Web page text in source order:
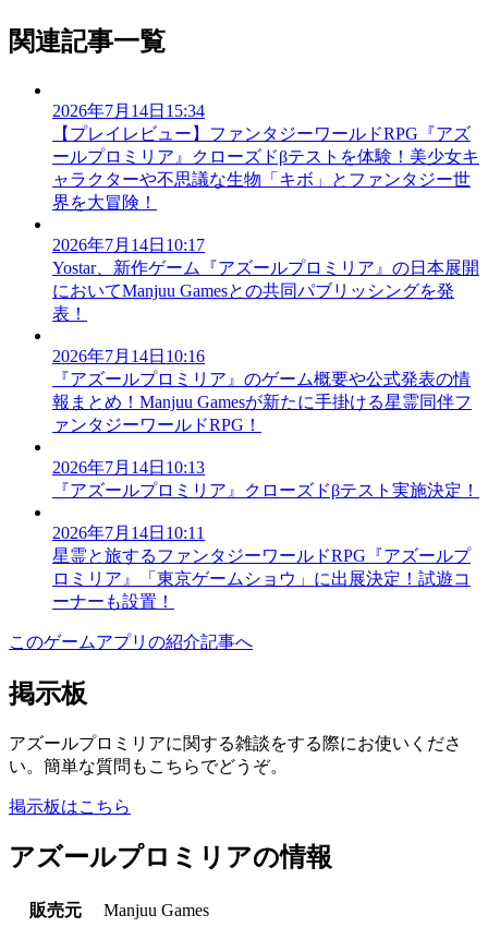
関連記事一覧
2026年7月14日15:34
【プレイレビュー】ファンタジーワールドRPG『アズ
ールプロミリア』クローズドβテストを体験！美少女キ
ャラクターや不思議な生物「キボ」とファンタジー世
界を大冒険！
2026年7月14日10:17
Yostar、新作ゲーム『アズールプロミリア』の日本展開
においてManjuu Gamesとの共同パブリッシングを発
表！
2026年7月14日10:16
『アズールプロミリア』のゲーム概要や公式発表の情
報まとめ！Manjuu Gamesが新たに手掛ける星霊同伴フ
ァンタジーワールドRPG！
2026年7月14日10:13
『アズールプロミリア』クローズドβテスト実施決定！
2026年7月14日10:11
星霊と旅するファンタジーワールドRPG『アズールプ
ロミリア』「東京ゲームショウ」に出展決定！試遊コ
ーナーも設置！
このゲームアプリの紹介記事へ
掲示板
アズールプロミリアに関する雑談をする際にお使いくださ
い。簡単な質問もこちらでどうぞ。
掲示板はこちら
アズールプロミリアの情報
販売元
Manjuu Games